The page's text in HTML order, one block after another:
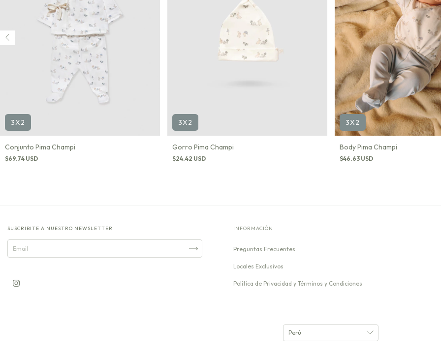
3X2
Conjunto Pima Champi
$69.74 USD
3X2
Gorro Pima Champi
$24.42 USD
3X2
Body Pima Champi
$46.63 USD
SUSCRIBITE A NUESTRO NEWSLETTER INFORMACIÓN
Preguntas Frecuentes
Locales Exclusivos
Política de Privacidad y Términos y Condiciones